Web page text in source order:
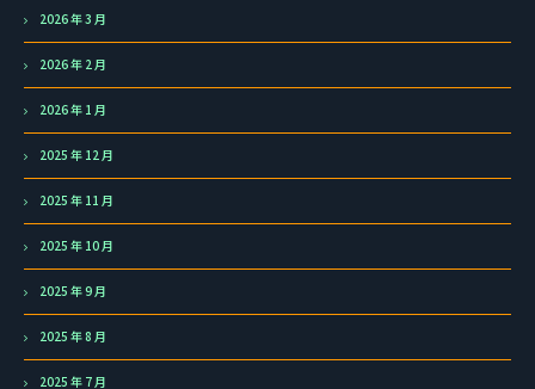
2026 年 3 月
2026 年 2 月
2026 年 1 月
2025 年 12 月
2025 年 11 月
2025 年 10 月
2025 年 9 月
2025 年 8 月
2025 年 7 月